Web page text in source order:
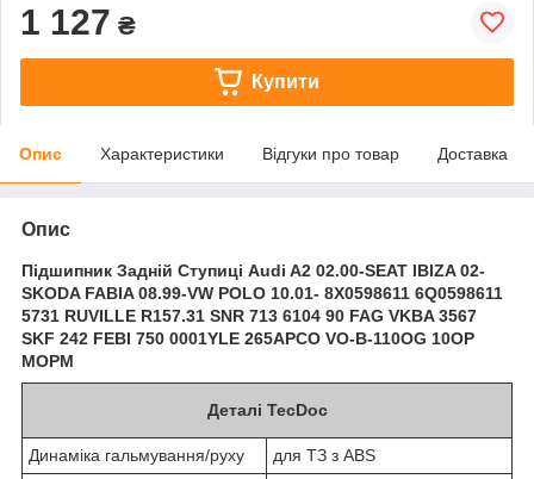
1 127 ₴
Купити
Опис Характеристики Відгуки про товар Доставка
Опис
Підшипник Задній Ступиці Audi A2 02.00-SEAT IBIZA 02-
SKODA FABIA 08.99-VW POLO 10.01- 8X0598611 6Q0598611
5731 RUVILLE R157.31 SNR 713 6104 90 FAG VKBA 3567
SKF 242 FEBI 750 0001YLE 265APCO VO-B-110OG 10OP
MOPM
Деталі TecDoc
Динаміка гальмування/руху
для ТЗ з ABS